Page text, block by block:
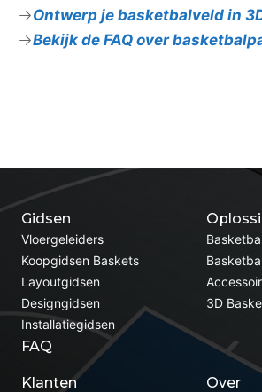
Ontwerp je basketbalveld in
Bekijk de FAQ over
3D
Gidsen
Vloergeleiders
Koopgidsen Baskets
Layoutgidsen
Designgidsen
Installatiegidsen
FAQ
Klanten Over